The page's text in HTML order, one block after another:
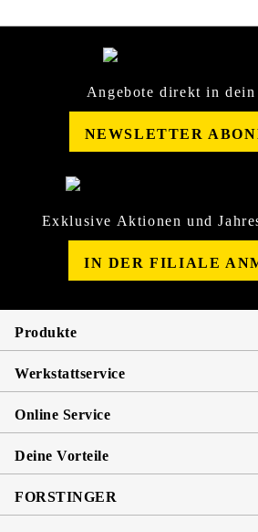
Angebote direkt in dein
NEWSLETTER
Exklusive Aktionen und
IN DER FILIALE
Produkte
Werkstattservice
Online Service
Deine Vorteile
FORSTINGER